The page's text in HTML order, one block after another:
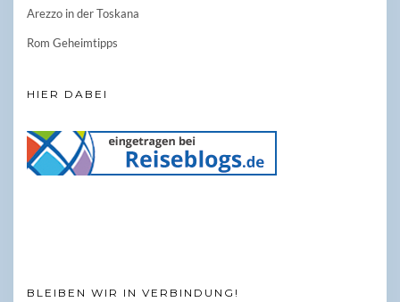
Arezzo in der Toskana
Rom Geheimtipps
HIER DABEI
BLEIBEN WIR IN VERBINDUNG!